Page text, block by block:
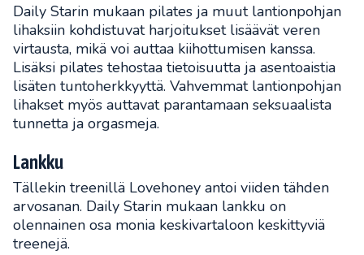
Daily Starin mukaan pilates ja muut lantionpohjan
lihaksiin kohdistuvat harjoitukset lisäävät veren
virtausta, mikä voi auttaa kiihottumisen kanssa.
Lisäksi pilates tehostaa tietoisuutta ja asentoaistia
lisäten tuntoherkkyyttä. Vahvemmat lantionpohjan
lihakset myös auttavat parantamaan seksuaalista
tunnetta ja orgasmeja.
Lankku
Tällekin treenillä Lovehoney antoi viiden tähden
arvosanan. Daily Starin mukaan lankku on
olennainen osa monia keskivartaloon keskittyviä
treenejä.